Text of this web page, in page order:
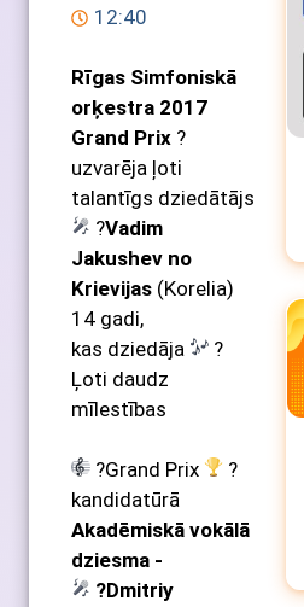
12:40
Rīgas Simfoniskā
orķestra 2017
Grand Prix ?
uzvarēja ļoti
talantīgs dziedātājs
?Vadim
Jakushev no
Krievijas (Korelia)
14 gadi,
kas dziedāja
?
Ļoti daudz
mīlestības
?Grand Prix
?
kandidatūrā
Akadēmiskā vokālā
dziesma -
?Dmitriy